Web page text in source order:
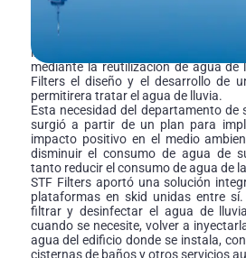
Situación inicial
Bajo la premisa de reducir el
instalaciones del departamento de
mediante la reutilización de agua de
Filters el diseño y el desarrollo de
permitirera tratar el agua de lluvia.
Esta necesidad del departamento de
surgió a partir de un plan para
impacto positivo en el medio
disminuir el consumo de agua de
tanto reducir el consumo de agua de
STF Filters aportó una solución
plataformas en skid unidas entre
filtrar y desinfectar el agua de
cuando se necesite, volver a
agua del edificio donde se instala,
cisternas de baños y otros servicios